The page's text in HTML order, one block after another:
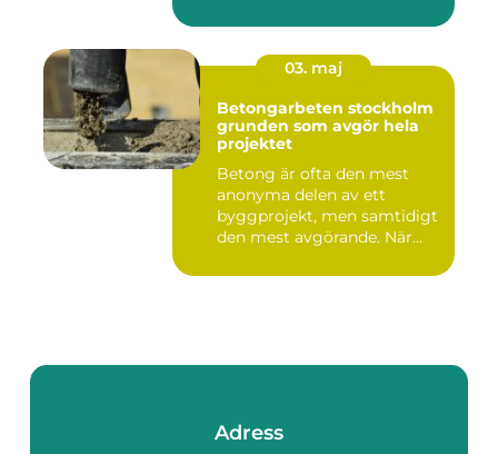
03. maj
Betongarbeten stockholm
grunden som avgör hela
projektet
Betong är ofta den mest
anonyma delen av ett
byggprojekt, men samtidigt
den mest avgörande. När
Adress